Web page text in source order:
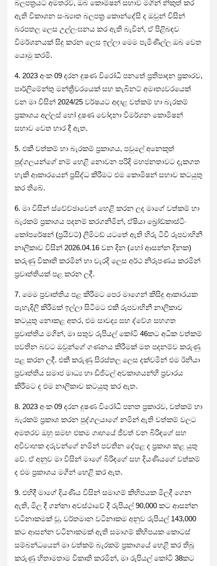
බලපත්‍රයට අමතරව, ඔබ කොමිෂන් සභාව මගින් නිකුත් කර
ඇති විකාශන සංඛ්‍යාත බලපත්‍ර කොන්දේසි ද ඔවුන් විසින්
බරපතල ලෙස උල්ලංඝනය කර ඇති බැවින්, ඒ පිළිබඳව
විමර්ශනයක් සිදු කරන ලෙස ඉල්ලා මෙම පැමිණිල්ල ඔබ වෙත
යොමු කරමි.
4. 2023 අංක 09 දරන දුෂණ විරෝධී පනතේ ප්‍රතිපාදන ප්‍රකාරව,
පාර්ලිමේන්තු මන්ත්‍රීවරයෙක් සහ කැබිනට් අමාත්‍යවරයෙක්
වන මා විසින් 2024/25 වර්ෂයට අදාළ වත්කම් හා බැරකම්
ප්‍රකාශය අල්ලස් හෝ දූෂණ චෝදනා විමර්ශන කොමිෂන්
සභාව වෙත භාර දී ඇත.
5. එකී වත්කම් හා බැරකම් ප්‍රකාශය, පවුලේ අනෙකුත්
පුද්ගලයන්ගේ නම් හෙළි නොවන පරිදි මහජනතාවට දැකගත
හැකි ආකාරයෙන් ප්‍රසිද්ධ කිරීමට එම කොමිෂන් සභාව කටයුතු
කර තිබේ.
6. මා විසින් ස්වේච්ඡාවෙන් හෙළි කරන ලද මාගේ වත්කම් හා
බැරකම් ප්‍රකාශය පදනම් කරගනිමින්, ඒෂියා බ්‍රෝඩ්කාස්ටිං
කෝපරේෂන් (ප්‍රයිවට්) ලිමිටඩ් යටතේ ඇති හිරු ටීවී රූපවාහිනී
නාලිකාව විසින් 2026.04.16 වන දින (හෝ ආසන්න දිනක)
කරුණු විකෘති කරමින් හා වැරදි ලෙස අර්ථ නිරූපණය කරමින්
ප්‍රවෘත්තියක් පළ කරන ලදී.
7. මෙම ප්‍රවෘත්තිය පළ කිරීමට පෙර මාගෙන් කිසිදු ආකාරයක
පැහැදිලි කිරීමක් ඉල්ලා සිටීමට එකී රූපවාහිනී නාලිකාව
කටයුතු නොකළ අතර, එම සාවද්‍ය සහ ද්වේශ සහගත
ප්‍රවෘත්තිය මගින්, මා සතුව රුපියල් කෝටි 46කට අධික වත්කම්
පවතින බවට ඔවුන්ගේ ගණනය කිරීමක් මත පදනම්ව කරුණු
පළ කරන ලදී. එකී කරුණු සිරස්තල ලෙස දක්වමින් එම ඊනියා
ප්‍රවෘත්තිය සමාජ මාධ්‍ය හා ඩිජිටල් අවකාශයන්හි ප්‍රචාරය
කිරීමට ද එම නාලිකාව කටයුතු කර ඇත.
8. 2023 අංක 09 දරන දුෂණ විරෝධී පනත ප්‍රකාරව, වත්කම් හා
බැරකම් ප්‍රකාශ කරන පුද්ගලයාගේ නමින් ඇති වත්කම් වලට
අමතරව ඔහු සමඟ එකම ගෘහයේ ජීවත් වන බිරිඳගේ සහ
අවිවාහක දරුවන්ගේ නමින් පවතින දේපළ ද ප්‍රකාශ කළ යුතු
වේ. ඒ අනුව මා විසින් මාගේ බිරිඳගේ සහ දියණියගේ වත්කම්
ද එම ප්‍රකාශය මගින් හෙළි කර ඇත.
9. එහිදී මාගේ දියණිය විසින් සමාගම් කිහිපයක මිලදී ගෙන
ඇති, මිල දී ගන්නා අවස්ථාවේ දී රුපියල් 90,000 කට ආසන්න
වටිනාකමක් වූ, වර්තමාන වටිනාකම අනුව රුපියල් 143,000
කට ආසන්න වටිනාකමක් ඇති සමාගම් කිහිපයක කොටස්
සම්බන්ධයෙන් මා වත්කම් බැරකම් ප්‍රකාශයේ හෙළි කර තිබූ
කරුණු හිතාමතාම විකෘති කරමින්, මා රුපියල් කෝටි 38කට